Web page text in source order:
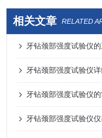
相关文章 RELATED
牙钻颈部强度试验仪
牙钻颈部强度试验仪
牙钻颈部强度试验仪
牙钻颈部强度试验仪